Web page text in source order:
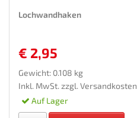
Lochwandhaken
€ 2,95
Gewicht: 0.108 kg
Inkl. MwSt. zzgl. Versandkosten
Auf Lager